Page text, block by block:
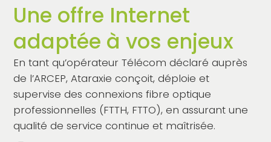
Une offre Internet
adaptée à vos enjeux
En tant qu’opérateur Télécom déclaré auprès
de l’ARCEP, Ataraxie conçoit, déploie et
supervise des connexions fibre optique
professionnelles (FTTH, FTTO), en assurant une
qualité de service continue et maîtrisée.